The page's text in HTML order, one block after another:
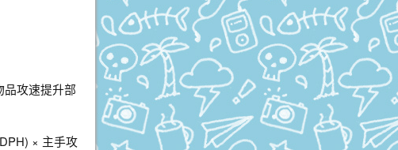
攻速提升部
× 主手攻